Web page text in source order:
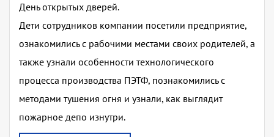
День открытых дверей.
Дети сотрудников компании посетили предприятие,
ознакомились с рабочими местами своих родителей, а
также узнали особенности технологического
процесса производства ПЭТФ, познакомились с
методами тушения огня и узнали, как выглядит
пожарное депо изнутри.